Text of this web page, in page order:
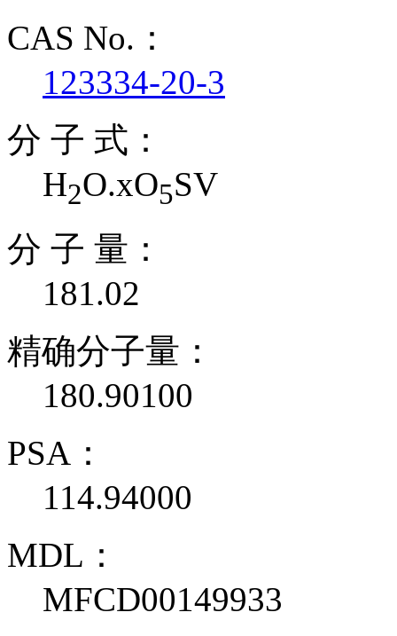
CAS No.：
123334-20-3
分 子 式：
H2O.xO5SV
分 子 量：
181.02
精确分子量：
180.90100
PSA：
114.94000
MDL：
MFCD00149933